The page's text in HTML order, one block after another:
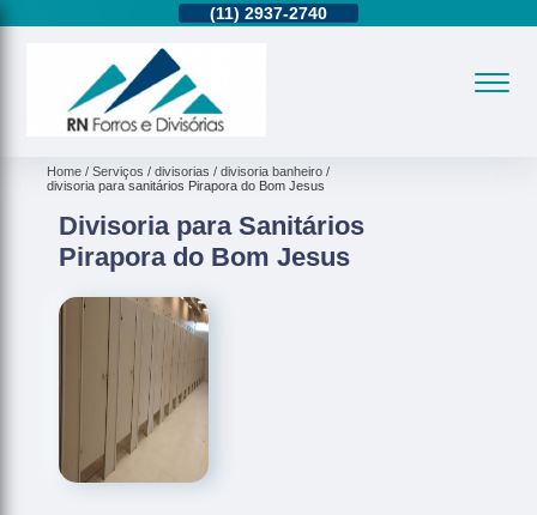
(11)2937-2740
Home Serviços divisorias
divisoria banheiro
divisoria para sanitários Pirapora do Bom Jesus
Divisoria para Sanitários
Pirapora do Bom Jesus